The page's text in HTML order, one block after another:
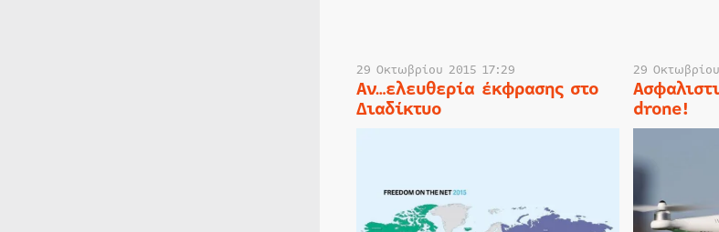
29 Οκτωβρίου 2015 17:29
Αν…ελευθερία έκφρασης στο
Διαδίκτυο
29
drone!